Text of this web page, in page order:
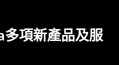
項新產品及服